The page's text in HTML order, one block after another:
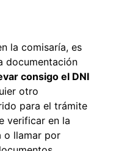
la comisaría, es
documentación
consigo el DNI
otro
para el trámite
verificar en la
o llamar por